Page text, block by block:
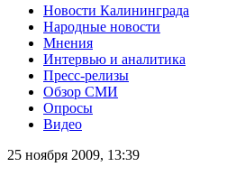
Новости Калининграда
Народные новости
Мнения
Интервью и аналитика
Пресс-релизы
Обзор СМИ
Опросы
Видео
25 ноября 2009, 13:39